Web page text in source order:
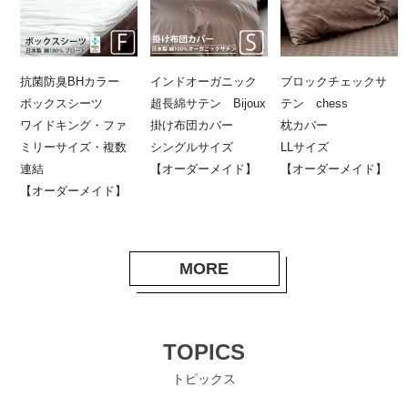
抗菌防臭BHカラー
ボックスシーツ
ワイドキング・ファ
ミリーサイズ・複数
連結
【オーダーメイド】
インドオーガニック
超長綿サテン Bijoux
掛け布団カバー
シングルサイズ
【オーダーメイド】
ブロックチェックサ
テン chess
枕カバー
LLサイズ
【オーダーメイド】
MORE
TOPICS
トピックス